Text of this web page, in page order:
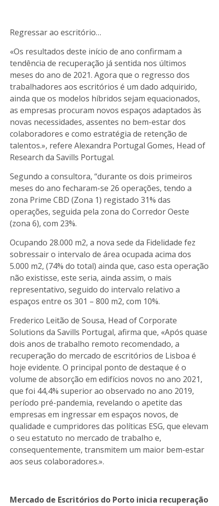
Regressar ao escritório…
«Os resultados deste início de ano confirmam a
tendência de recuperação já sentida nos últimos
meses do ano de 2021. Agora que o regresso dos
trabalhadores aos escritórios é um dado adquirido,
ainda que os modelos híbridos sejam equacionados,
as empresas procuram novos espaços adaptados às
novas necessidades, assentes no bem-estar dos
colaboradores e como estratégia de retenção de
talentos.», refere Alexandra Portugal Gomes, Head of
Research da Savills Portugal.
Segundo a consultora, “durante os dois primeiros
meses do ano fecharam-se 26 operações, tendo a
zona Prime CBD (Zona 1) registado 31% das
operações, seguida pela zona do Corredor Oeste
(zona 6), com 23%.
Ocupando 28.000 m2, a nova sede da Fidelidade fez
sobressair o intervalo de área ocupada acima dos
5.000 m2, (74% do total) ainda que, caso esta operação
não existisse, este seria, ainda assim, o mais
representativo, seguido do intervalo relativo a
espaços entre os 301 – 800 m2, com 10%.
Frederico Leitão de Sousa, Head of Corporate
Solutions da Savills Portugal, afirma que, «Após quase
dois anos de trabalho remoto recomendado, a
recuperação do mercado de escritórios de Lisboa é
hoje evidente. O principal ponto de destaque é o
volume de absorção em edifícios novos no ano 2021,
que foi 44,4% superior ao observado no ano 2019,
período pré-pandemia, revelando o apetite das
empresas em ingressar em espaços novos, de
qualidade e cumpridores das políticas ESG, que elevam
o seu estatuto no mercado de trabalho e,
consequentemente, transmitem um maior bem-estar
aos seus colaboradores.».
Mercado de Escritórios do Porto inicia recuperação